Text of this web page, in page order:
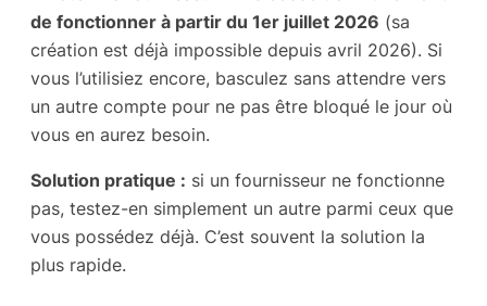
de fonctionner à partir du 1er juillet 2026 (sa
création est déjà impossible depuis avril 2026). Si
vous l’utilisiez encore, basculez sans attendre vers
un autre compte pour ne pas être bloqué le jour où
vous en aurez besoin.
Solution pratique : si un fournisseur ne fonctionne
pas, testez-en simplement un autre parmi ceux que
vous possédez déjà. C’est souvent la solution la
plus rapide.